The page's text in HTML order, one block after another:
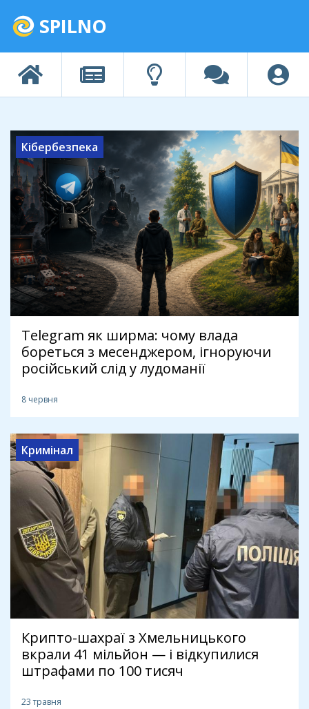
SPILNO
Кібербезпека
Telegram як ширма: чому влада
бореться з месенджером, ігноруючи
російський слід у лудоманії
8 червня
Кримінал
Крипто-шахраї з Хмельницького
вкрали 41 мільйон — і відкупилися
штрафами по 100 тисяч
23 травня